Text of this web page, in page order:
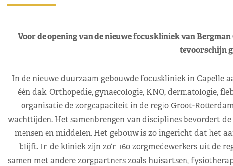
Voor de opening van de nieuwe focuskliniek van
tevoorschijn
In de nieuwe duurzaam gebouwde focuskliniek in Capelle
één dak. Orthopedie, gynaecologie, KNO, dermatologie,
organisatie de zorgcapaciteit in de regio Groot-
wachttijden. Het samenbrengen van disciplines bevordert
mensen en middelen. Het gebouw is zo ingericht dat het
blijft. In de kliniek zijn zo’n 160 zorgmedewerkers uit de
samen met andere zorgpartners zoals huisartsen,